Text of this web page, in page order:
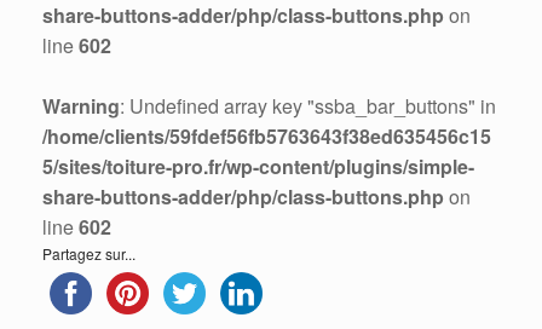
share-buttons-adder/php/class-buttons.php on
line602
Warning: Undefined array key "ssba_bar_buttons" in
/home/clients/59fdef56fb5763643f38ed635456c15
5/sites/toiture-pro.fr/wp-content/plugins/simple-
share-buttons-adder/php/class-buttons.php on
line602
Partagez sur...